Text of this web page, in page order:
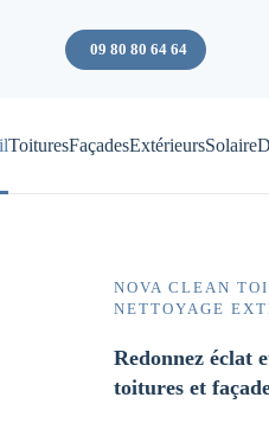
09 80 80 64 64
ToituresFaçadesExtérieursSolaire
NOVA CLEAN
NETTOYAGE
Redonnez éclat
toitures et